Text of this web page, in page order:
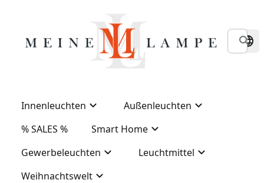
Innenleuchten
Außenleuchten
% SALES %
Smart Home
Gewerbeleuchten
Leuchtmittel
Weihnachtswelt